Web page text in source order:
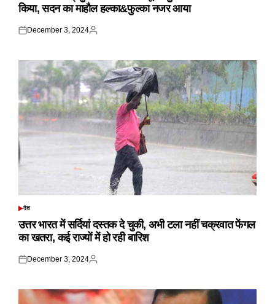
किया, सदन का माहौल हल्का&फुल्का नजर आया
Posted
December 3, 2024
Posted
POSTED
देश
उत्तर भारत में सर्दियां दस्तक दे चुकी, अभी टला नहीं चक्रवात फेंगल
का खतरा, कई राज्यों में हो रही बारिश
Posted
December 3, 2024
Posted